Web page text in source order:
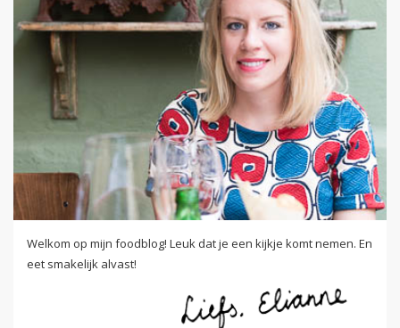
Welkom op mijn foodblog! Leuk dat je een kijkje komt nemen. En
eet smakelijk alvast!